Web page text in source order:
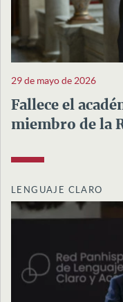
29 de mayo de 2026
Fallece el
miembro de la
LENGUAJE CLARO